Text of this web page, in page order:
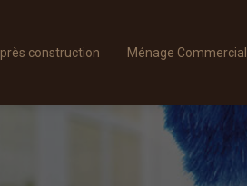
construction Ménage Commercial